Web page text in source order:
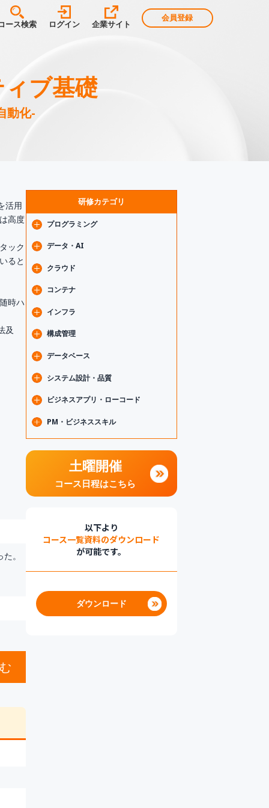
ース検索 ログイン 企業サイト
会員登録
ブ基礎
動化-
活用
高度
ック
ると
時ハ
及
。
研修カテゴリ
プログラミング
Spring
（HTML/CSS/JS/TS）
（React/Vue.js/Angular/他）
（Android/iOS/Flutter）
データ・AI
機械学習
Microsoft AI・Copilot
クラウド
クラウドネイティブ道場
AWS
Microsoft Azure
コンテナ
Kubernetes
インフラ
IoT
Linux
ネットワーク
仮想化
構成管理
データベース
データベース基礎
PostgreSQL
システム設計・品質
要件定義・システム設計
テスト・品質管理
アジャイル・スクラム
ビジネスアプリ・ローコード
Automate）
PM・ビジネススキル
プロジェクトマネジメント
リーダーシップ・マネジメント
ファシリテーション・コミュニケーシ
思考力・問題解決
営業・マーケティング
土曜開催
コース日程はこちら
以下より
コース一覧資料のダウンロード
が可能です。
ダウンロード